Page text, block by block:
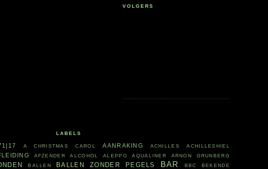
VOLGERS
LABELS
A CHRISTMAS CAROL AANRAKING ACHILLES ACHILLESHIEL
AFZENDER ALCOHOL ALEPPO AQUALINER
ARNON GRUNBERG
BALLEN BALLEN ZONDER PEGELS BAR BBC BEKENDE